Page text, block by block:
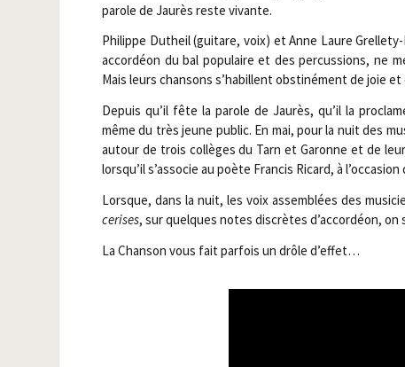
parole de Jau­rès reste vivante.
Phi­lippe Dutheil (gui­tare, voix) et Anne Laure
accor­déon du bal popu­laire et des per­cus­sions, ne
Mais leurs chan­sons s’habillent obs­ti­né­ment de joie et
Depuis qu’il fête la parole de Jau­rès, qu’il la
même du très jeune public. En mai, pour la nuit des
autour de trois col­lèges du Tarn et Garonne et de
lorsqu’il s’associe au poète Fran­cis Ricard, à l’occasion
Lorsque, dans la nuit, les voix assem­blées des
cerises, sur quelques notes dis­crètes d’accordéon, on
La Chan­son vous fait par­fois un drôle d’effet…